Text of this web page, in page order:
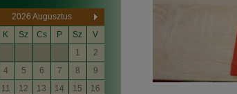
2026 Augusztus
K Sz Cs P Sz
V
1
2
4 5 6 7 8
9
11 12 13 14 15
16